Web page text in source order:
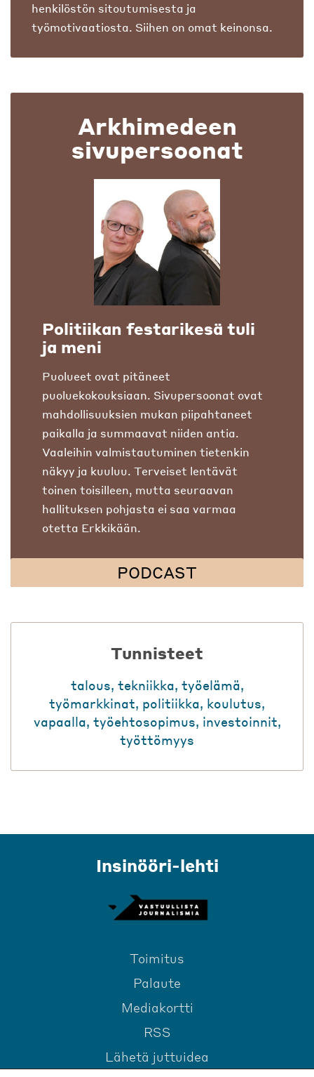
henkilöstön sitoutumisesta ja
työmotivaatiosta. Siihen on omat keinonsa.
Arkhimedeen
sivupersoonat
Politiikan festarikesä tuli
ja meni
Puolueet ovat pitäneet
puoluekokouksiaan. Sivupersoonat ovat
mahdollisuuksien mukan piipahtaneet
paikalla ja summaavat niiden antia.
Vaaleihin valmistautuminen tietenkin
näkyy ja kuuluu. Terveiset lentävät
toinen toisilleen, mutta seuraavan
hallituksen pohjasta ei saa varmaa
otetta Erkkikään.
PODCAST
Tunnisteet
talous, tekniikka, työelämä,
työmarkkinat, politiikka, koulutus,
vapaalla, työehtosopimus, investoinnit,
työttömyys
Insinööri-lehti
Toimitus
Palaute
Mediakortti
RSS
Lähetä juttuidea